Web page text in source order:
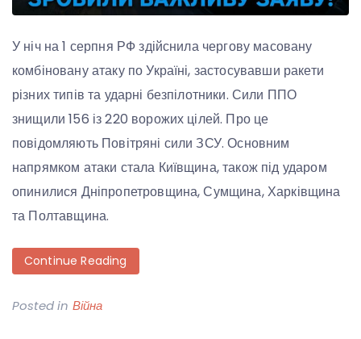
У ніч на 1 серпня РФ здійснила чергову масовану
комбіновану атаку по Україні, застосувавши ракети
різних типів та ударні безпілотники. Сили ППО
знищили 156 із 220 ворожих цілей. Про це
повідомляють Повітряні сили ЗСУ. Основним
напрямком атаки стала Київщина, також під ударом
опинилися Дніпропетровщина, Сумщина, Харківщина
та Полтавщина.
Continue Reading
Posted in Війна